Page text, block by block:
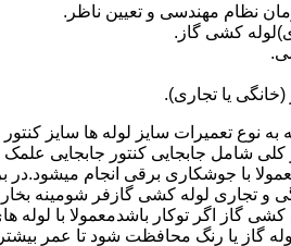
نظام مهندسی و تعیین ناظر.
کشی گاز.
یا تجاری).
نوع تعمیرات سایز لوله ها سایز
شامل جابجایی کنتور جابجایی
با جوشکاری برقی انجام
و تجاری لوله کشی گازفر شومینه
کشی گاز اگر توکار باشدمعمولا با لوله
لوله گاز یا رنگ محافظت شود تا عمر